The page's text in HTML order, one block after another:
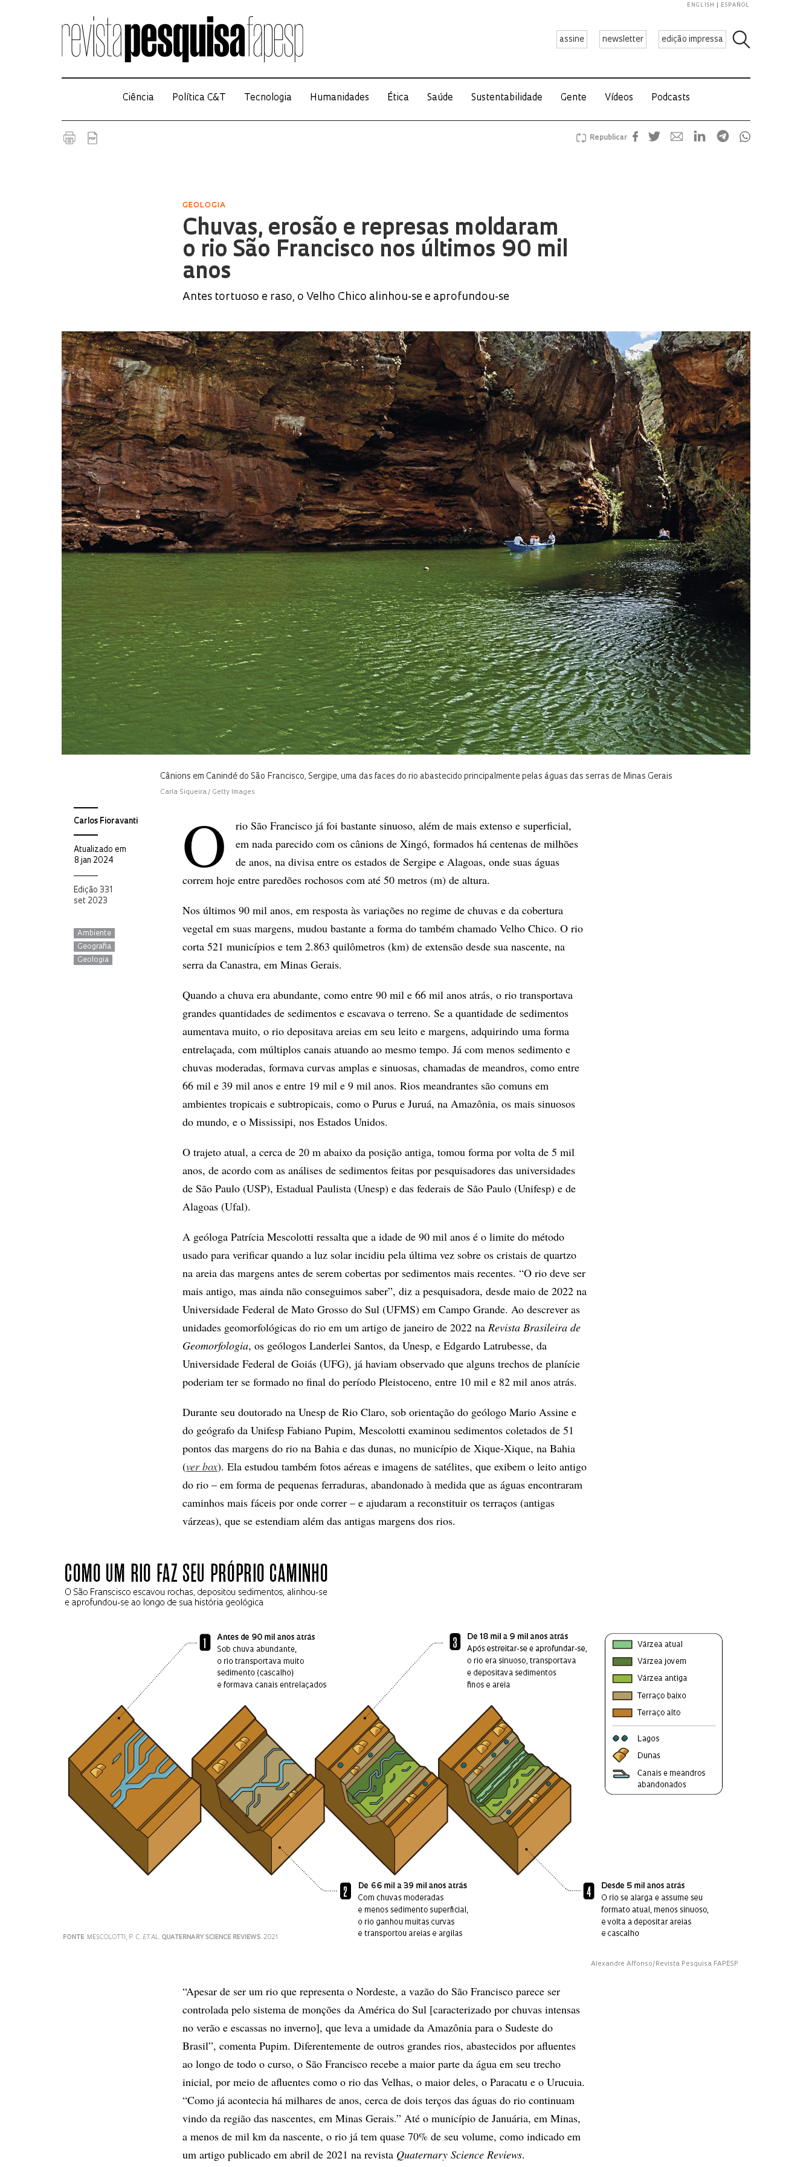
assine newsletter edição impressa
ENGLISH ESPAÑOL
Ciência Política C&T Tecnologia Humanidades Ética Saúde Sustentabilidade Gente Vídeos Podcasts
Republicar
GEOLOGIA
Chuvas, erosão e represas moldaram
o rio São Francisco nos últimos 90 mil
anos
Antes tortuoso e raso, o Velho Chico alinhou-se e aprofundou-se
Cânions em Canindé do São Francisco, Sergipe, uma das faces do rio abastecido principalmente pelas águas das serras de Minas Gerais
Carla Siqueira / Getty Images
Carlos Fioravanti
Atualizado em
8 jan 2024
Edição 331
set 2023
Ambiente
Geografia
Geologia
O
rio São Francisco já foi bastante sinuoso, além de mais extenso e superficial,
em nada parecido com os cânions de Xingó, formados há centenas de milhões
de anos, na divisa entre os estados de Sergipe e Alagoas, onde suas águas
correm hoje entre paredões rochosos com até 50 metros (m) de altura.
Nos últimos 90 mil anos, em resposta às variações no regime de chuvas e da cobertura
vegetal em suas margens, mudou bastante a forma do também chamado Velho Chico. O rio
corta 521 municípios e tem 2.863 quilômetros (km) de extensão desde sua nascente, na
serra da Canastra, em Minas Gerais.
Quando a chuva era abundante, como entre 90 mil e 66 mil anos atrás, o rio transportava
grandes quantidades de sedimentos e escavava o terreno. Se a quantidade de sedimentos
aumentava muito, o rio depositava areias em seu leito e margens, adquirindo uma forma
entrelaçada, com múltiplos canais atuando ao mesmo tempo. Já com menos sedimento e
chuvas moderadas, formava curvas amplas e sinuosas, chamadas de meandros, como entre
66 mil e 39 mil anos e entre 19 mil e 9 mil anos. Rios meandrantes são comuns em
ambientes tropicais e subtropicais, como o Purus e Juruá, na Amazônia, os mais sinuosos
do mundo, e o Mississipi, nos Estados Unidos.
O trajeto atual, a cerca de 20 m abaixo da posição antiga, tomou forma por volta de 5 mil
anos, de acordo com as análises de sedimentos feitas por pesquisadores das universidades
de São Paulo (USP), Estadual Paulista (Unesp) e das federais de São Paulo (Unifesp) e de
Alagoas (Ufal).
A geóloga Patrícia Mescolotti ressalta que a idade de 90 mil anos é o limite do método
usado para verificar quando a luz solar incidiu pela última vez sobre os cristais de quartzo
na areia das margens antes de serem cobertas por sedimentos mais recentes. “O rio deve ser
mais antigo, mas ainda não conseguimos saber”, diz a pesquisadora, desde maio de 2022 na
Universidade Federal de Mato Grosso do Sul (UFMS) em Campo Grande. Ao descrever as
unidades geomorfológicas do rio em um artigo de janeiro de 2022 na Revista Brasileira de
Geomorfologia, os geólogos Landerlei Santos, da Unesp, e Edgardo Latrubesse, da
Universidade Federal de Goiás (UFG), já haviam observado que alguns trechos de planície
poderiam ter se formado no final do período Pleistoceno, entre 10 mil e 82 mil anos atrás.
Durante seu doutorado na Unesp de Rio Claro, sob orientação do geólogo Mario Assine e
do geógrafo da Unifesp Fabiano Pupim, Mescolotti examinou sedimentos coletados de 51
pontos das margens do rio na Bahia e das dunas, no município de Xique-Xique, na Bahia
(ver box). Ela estudou também fotos aéreas e imagens de satélites, que exibem o leito antigo
do rio – em forma de pequenas ferraduras, abandonado à medida que as águas encontraram
caminhos mais fáceis por onde correr – e ajudaram a reconstituir os terraços (antigas
várzeas), que se estendiam além das antigas margens dos rios.
Alexandre Affonso/Revista Pesquisa FAPESP
“Apesar de ser um rio que representa o Nordeste, a vazão do São Francisco parece ser
controlada pelo sistema de monções da América do Sul [caracterizado por chuvas intensas
no verão e escassas no inverno], que leva a umidade da Amazônia para o Sudeste do
Brasil”, comenta Pupim. Diferentemente de outros grandes rios, abastecidos por afluentes
ao longo de todo o curso, o São Francisco recebe a maior parte da água em seu trecho
inicial, por meio de afluentes como o rio das Velhas, o maior deles, o Paracatu e o Urucuia.
“Como já acontecia há milhares de anos, cerca de dois terços das águas do rio continuam
vindo da região das nascentes, em Minas Gerais.” Até o município de Januária, em Minas,
a menos de mil km da nascente, o rio já tem quase 70% de seu volume, como indicado em
um artigo publicado em abril de 2021 na revista Quaternary Science Reviews.